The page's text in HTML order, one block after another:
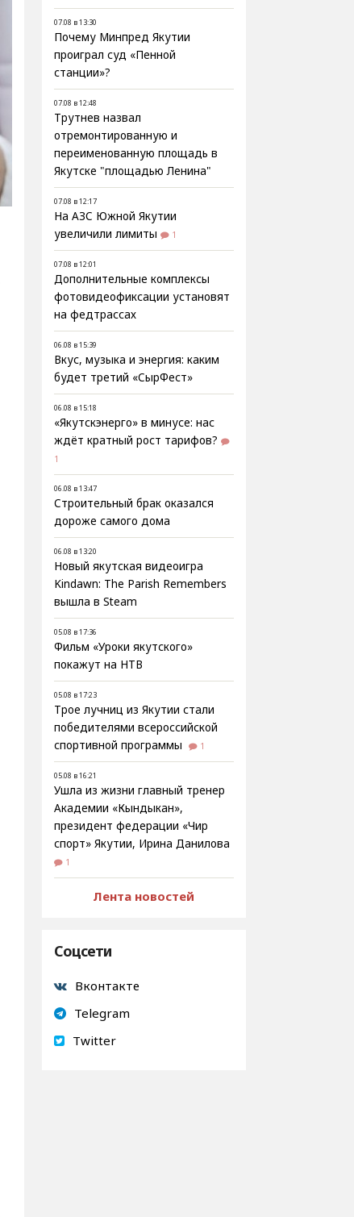
07.08 в 13:30
Почему Минпред Якутии
проиграл суд «Пенной
станции»?
07.08 в 12:48
Трутнев назвал
отремонтированную и
переименованную площадь в
Якутске "площадью Ленина"
07.08 в 12:17
На АЗС Южной Якутии
увеличили лимиты
1
07.08 в 12:01
Дополнительные комплексы
фотовидеофиксации установят
на федтрассах
06.08 в 15:39
Вкус, музыка и энергия: каким
будет третий «СырФест»
06.08 в 15:18
«Якутскэнерго» в минусе: нас
ждёт кратный рост тарифов?
1
06.08 в 13:47
Строительный брак оказался
дороже самого дома
06.08 в 13:20
Новый якутская видеоигра
Kindawn: The Parish Remembers
вышла в Steam
05.08 в 17:36
Фильм «Уроки якутского»
покажут на НТВ
05.08 в 17:23
Трое лучниц из Якутии стали
победителями всероссийской
спортивной программы
1
05.08 в 16:21
Ушла из жизни главный тренер
Академии «Кындыкан»,
президент федерации «Чир
спорт» Якутии, Ирина Данилова
1
Лента новостей
Соцсети
Вконтакте
Telegram
Twitter